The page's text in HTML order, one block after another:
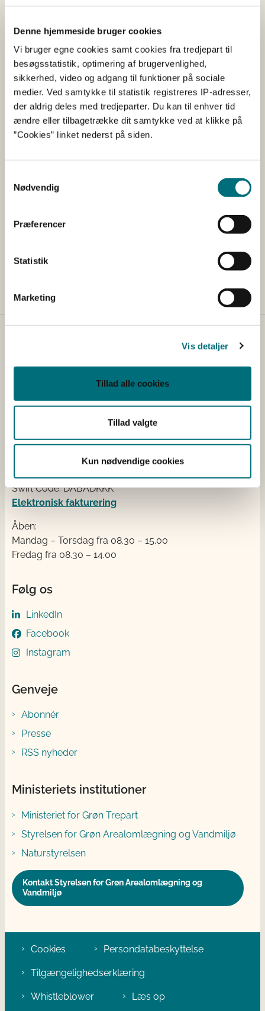
Denne hjemmeside bruger cookies
Vi bruger egne cookies samt cookies fra tredjepart til
besøgsstatistik, optimering af brugervenlighed,
sikkerhed, video og adgang til funktioner på sociale
medier. Ved samtykke til statistik registreres IP-adresser,
der aldrig deles med tredjeparter. Du kan til enhver tid
ændre eller tilbagetrække dit samtykke ved at klikke på
”Cookies” linket nederst på siden.
Nødvendig
Præferencer
Statistik
Marketing
Vis detaljer
Tillad alle cookies
Tillad valgte
Kun nødvendige cookies
---
Status fra d. 2/2-26
Der er desværre sket en fejl på kortlaget for Miljø- og
klimavenligt græs 2026.
Vi har derfor lukket for ansøgning til bio-ordningen i en
kort periode, indtil kortlaget er rettet.
Fejlen betyder, at der skal laves et nyt kortlag, som skal
Vi arbejder på, at der igen kan søges om bio-ordningen
Styrelsen for Grøn Arealomlægning og Vandmiljø
Tlf.: +45 33 95 80 00
EAN: 5798000893016
IBAN nr.: DK3302164069167470
Swift Code: DABADKKK
Elektronisk fakturering
Åben:
Mandag – Torsdag fra 08.30 – 15.00
Fredag fra 08.30 – 14.00
Følg os
LinkedIn
Facebook
Instagram
Genveje
Abonnér
Presse
RSS nyheder
Ministeriets institutioner
Ministeriet for Grøn Trepart
Styrelsen for Grøn Arealomlægning og Vandmiljø
Naturstyrelsen
Kontakt Styrelsen for Grøn Arealomlægning og
Vandmiljø
Cookies Persondatabeskyttelse
Tilgængelighedserklæring
Whistleblower Læs op